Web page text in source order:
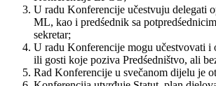
U radu Konferencije učestvuju delegati
ML, kao i predśednik sa
sekretar;
U radu Konferencije mogu učestvovati i
ili gosti koje poziva Predśedništvo, ali
Rad Konferencije u svečanom dijelu je